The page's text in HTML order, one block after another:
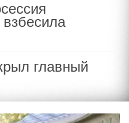
главный